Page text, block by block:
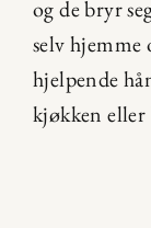
og de bryr
selv hjemme
hjelpende
kjøkken eller